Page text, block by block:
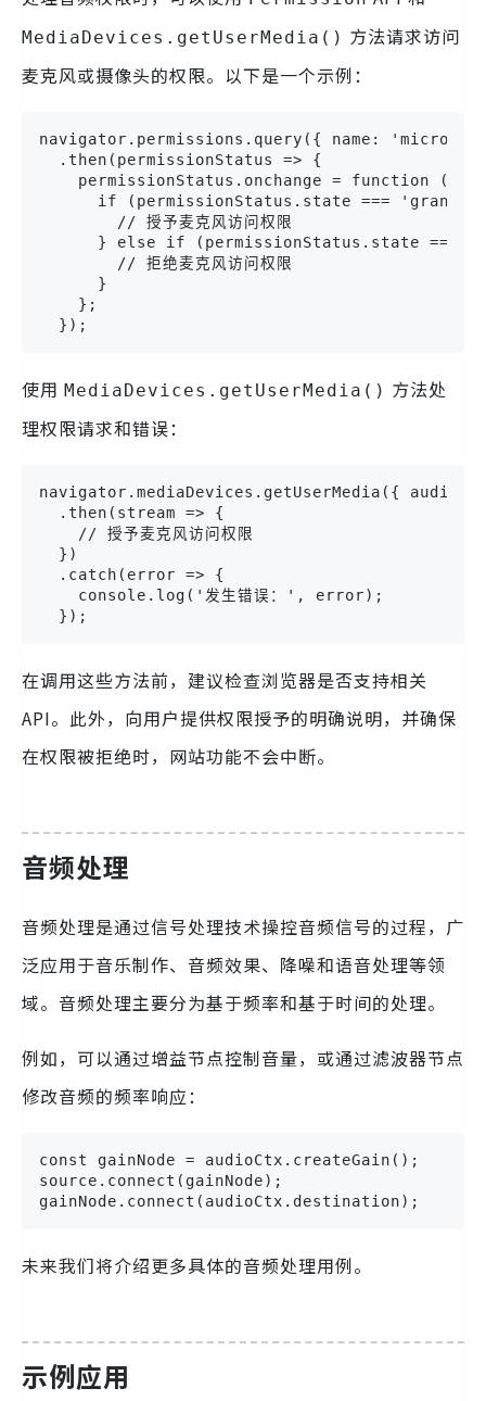
MediaDevices.getUserMedia() 方法请求访问
麦克风或摄像头的权限。以下是一个示例：
navigator.permissions.query({ name:
  .then(permissionStatus => {
    permissionStatus.onchange = function () {
if (permissionStatus.state ===
        // 授予麦克风访问权限
} else if (permissionStatus.state ===
        // 拒绝麦克风访问权限
      }
    };
  });
使用 MediaDevices.getUserMedia() 方法处
理权限请求和错误：
navigator.mediaDevices.getUserMedia({
  .then(stream => {
    // 授予麦克风访问权限
  })
  .catch(error => {
    console.log('发生错误：', error);
  });
在调用这些方法前，建议检查浏览器是否支持相关
API。此外，向用户提供权限授予的明确说明，并确保
在权限被拒绝时，网站功能不会中断。
音频处理
音频处理是通过信号处理技术操控音频信号的过程，广
泛应用于音乐制作、音频效果、降噪和语音处理等领
域。音频处理主要分为基于频率和基于时间的处理。
例如，可以通过增益节点控制音量，或通过滤波器节点
修改音频的频率响应：
const gainNode = audioCtx.createGain();
source.connect(gainNode);
gainNode.connect(audioCtx.destination);
未来我们将介绍更多具体的音频处理用例。
示例应用